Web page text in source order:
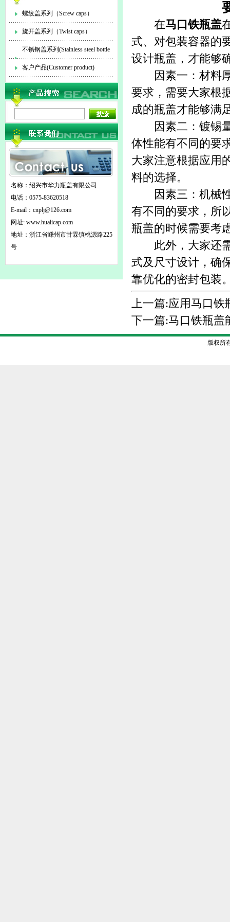
螺纹盖系列（Screw caps）
旋开盖系列（Twist caps）
不锈钢盖系列(Stainless steel bottle
cap)
客户产品(Customer product)
名称：绍兴市华力瓶盖有限公司
电话：0575-83620518
E-mail： cnplj@126.com
网址: www.hualicap.com
地址：浙江省嵊州市甘霖镇桃源路225
号
在马口铁瓶盖
式、对包装容器的
设计瓶盖，才能够
因素一：材料厚
要求，需要大家根
成的瓶盖才能够满
因素二：镀锡量
体性能有不同的要
大家注意根据应用
料的选择。
因素三：机械性
有不同的要求，所
瓶盖的时候需要考
此外，大家还需
式及尺寸设计，确
靠优化的密封包装
上一篇:应用马口铁
下一篇:马口铁瓶盖
版权所